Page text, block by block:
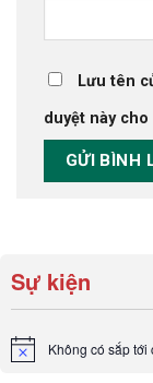
Lưu tên
duyệt này
Sự kiện
Notice Không có sắp tới